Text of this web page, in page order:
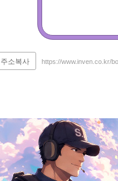
주소복사 https://www.inven.co.kr/